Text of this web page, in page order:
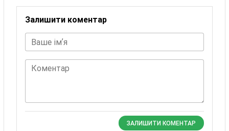
Залишити коментар
Ваше імʼя
Коментар
ЗАЛИШИТИ КОМЕНТАР